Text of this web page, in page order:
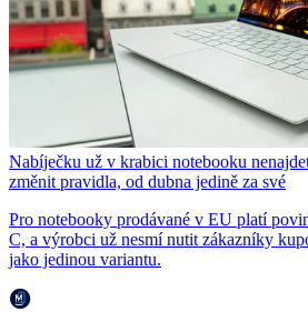
Nabíječku už v krabici notebooku
změnit pravidla, od dubna jedině za své
Pro notebooky prodávané v EU platí
C, a výrobci už nesmí nutit zákazníky
jako jedinou variantu.